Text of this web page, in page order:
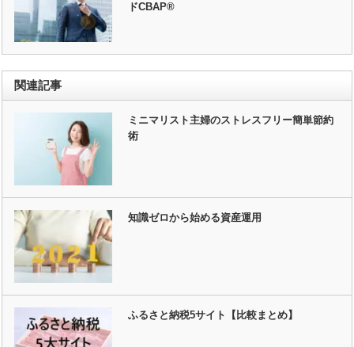
ドCBAP®
関連記事
ミニマリスト主婦のストレスフリー簡単節約
術
知識ゼロから始める資産運用
ふるさと納税5サイト【比較まとめ】